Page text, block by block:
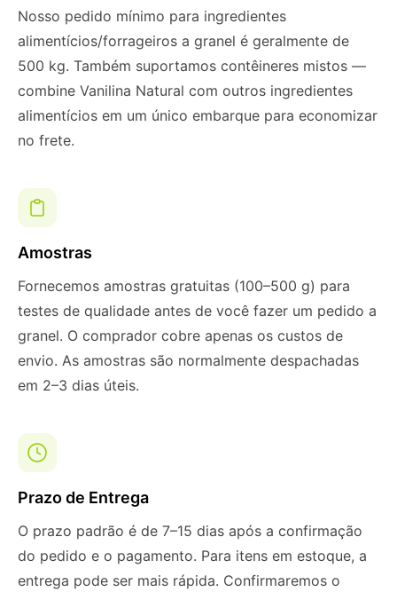
Nosso pedido mínimo para ingredientes
alimentícios/forrageiros a granel é geralmente de
500 kg. Também suportamos contêineres mistos —
combine Vanilina Natural com outros ingredientes
alimentícios em um único embarque para economizar
no frete.
Amostras
Fornecemos amostras gratuitas (100–500 g) para
testes de qualidade antes de você fazer um pedido a
granel. O comprador cobre apenas os custos de
envio. As amostras são normalmente despachadas
em 2–3 dias úteis.
Prazo de Entrega
O prazo padrão é de 7–15 dias após a confirmação
do pedido e o pagamento. Para itens em estoque, a
entrega pode ser mais rápida. Confirmaremos o